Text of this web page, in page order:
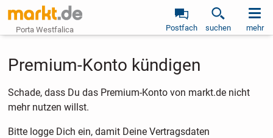
Porta Westfalica Postfach suchen mehr
Premium-Konto kündigen
Schade, dass Du das Premium-Konto von markt.de nicht
mehr nutzen willst.
Bitte logge Dich ein, damit Deine Vertragsdaten